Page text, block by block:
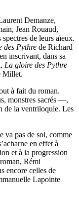
Demanze,
Jean Rouaud,
spectres de leurs aïeux.
des Pythre de Richard
inscrivant, dans sa
La gloire des Pythre
Millet.
à fait du roman.
monstres sacrés —,
de la ventriloquie. Les
va pas de soi, comme
en effet à
et à la progression
Rémi
encore celles de
Lapointe